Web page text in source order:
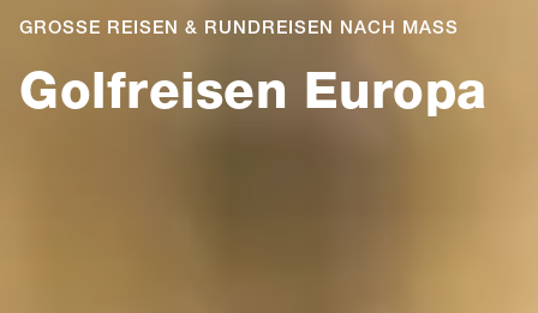
Golfreisen Europa
GROSSE REISEN & RUNDREISEN NACH MASS